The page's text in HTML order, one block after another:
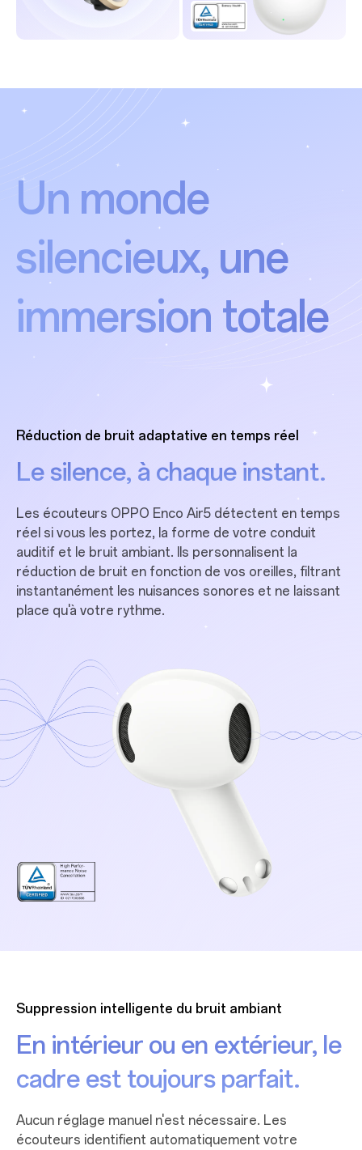
Un monde
silencieux, une
immersion totale
Réduction de bruit adaptative en temps réel
Le silence, à chaque instant.
Les écouteurs OPPO Enco Air5 détectent en temps
réel si vous les portez, la forme de votre conduit
auditif et le bruit ambiant. Ils personnalisent la
réduction de bruit en fonction de vos oreilles, filtrant
instantanément les nuisances sonores et ne laissant
place qu'à votre rythme.
Suppression intelligente du bruit ambiant
En intérieur ou en extérieur, le
cadre est toujours parfait.
Aucun réglage manuel n'est nécessaire. Les
écouteurs identifient automatiquement votre